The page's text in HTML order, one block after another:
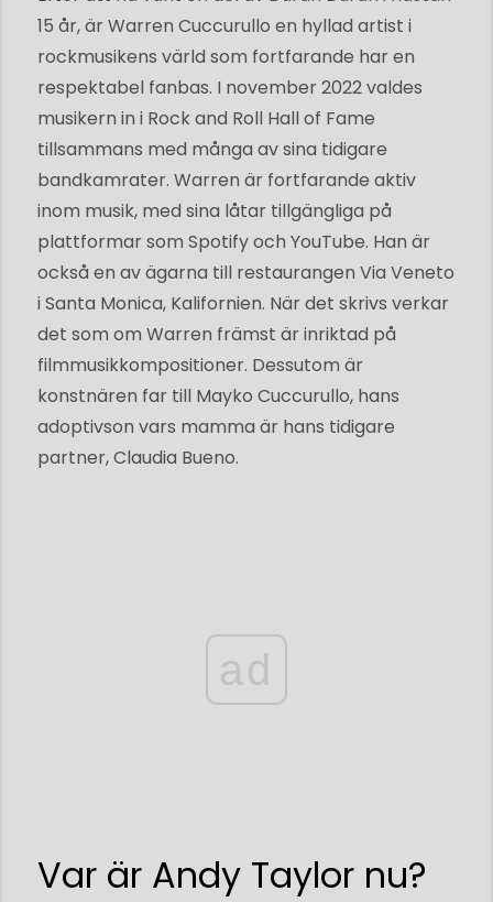
15 år, är Warren Cuccurullo en hyllad artist i
rockmusikens värld som fortfarande har en
respektabel fanbas. I november 2022 valdes
musikern in i Rock and Roll Hall of Fame
tillsammans med många av sina tidigare
bandkamrater. Warren är fortfarande aktiv
inom musik, med sina låtar tillgängliga på
plattformar som Spotify och YouTube. Han är
också en av ägarna till restaurangen Via Veneto
i Santa Monica, Kalifornien. När det skrivs verkar
det som om Warren främst är inriktad på
filmmusikkompositioner. Dessutom är
konstnären far till Mayko Cuccurullo, hans
adoptivson vars mamma är hans tidigare
partner, Claudia Bueno.
ad
Var är Andy Taylor nu?